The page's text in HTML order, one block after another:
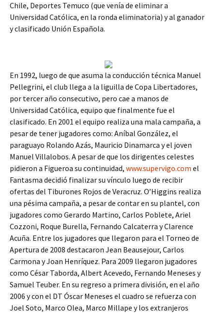
Chile, Deportes Temuco (que venía de eliminar a
Universidad Católica, en la ronda eliminatoria) y al ganador
y clasificado Unión Española.
En 1992, luego de que asuma la conducción técnica Manuel
Pellegrini, el club llega a la liguilla de Copa Libertadores,
por tercer año consecutivo, pero cae a manos de
Universidad Católica, equipo que finalmente fue el
clasificado. En 2001 el equipo realiza una mala campaña, a
pesar de tener jugadores como: Aníbal González, el
paraguayo Rolando Azás, Mauricio Dinamarca y el joven
Manuel Villalobos. A pesar de que los dirigentes celestes
pidieron a Figueroa su continuidad, www.supervigo.com el
Fantasma decidió finalizar su vínculo luego de recibir
ofertas del Tiburones Rojos de Veracruz. O’Higgins realiza
una pésima campaña, a pesar de contar en su plantel, con
jugadores como Gerardo Martino, Carlos Poblete, Ariel
Cozzoni, Roque Burella, Fernando Calcaterra y Clarence
Acuña. Entre los jugadores que llegaron para el Torneo de
Apertura de 2008 destacaron Jean Beausejour, Carlos
Carmona y Joan Henríquez. Para 2009 llegaron jugadores
como César Taborda, Albert Acevedo, Fernando Meneses y
Samuel Teuber. En su regreso a primera división, en el año
2006 y con el DT Óscar Meneses el cuadro se refuerza con
Joel Soto, Marco Olea, Marco Millape y los extranjeros